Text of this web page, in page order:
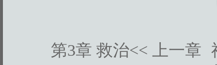
第3章 救治<< 上一章